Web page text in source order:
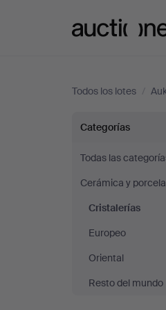
Todos los lotes /
en
Thörner
Ek
Categorías
Todas las
Cerámica y
Cristalerías
Europeo
Oriental
Resto del mundo